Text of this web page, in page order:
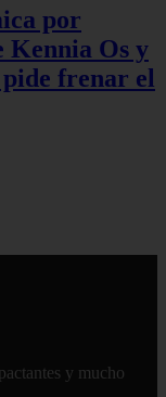
por
Kennia Os y
frenar el
y mucho